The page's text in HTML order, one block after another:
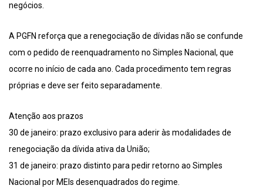
negócios.
A PGFN reforça que a renegociação de dívidas não se confunde
com o pedido de reenquadramento no Simples Nacional, que
ocorre no início de cada ano. Cada procedimento tem regras
próprias e deve ser feito separadamente.
Atenção aos prazos
30 de janeiro: prazo exclusivo para aderir às modalidades de
renegociação da dívida ativa da União;
31 de janeiro: prazo distinto para pedir retorno ao Simples
Nacional por MEIs desenquadrados do regime.